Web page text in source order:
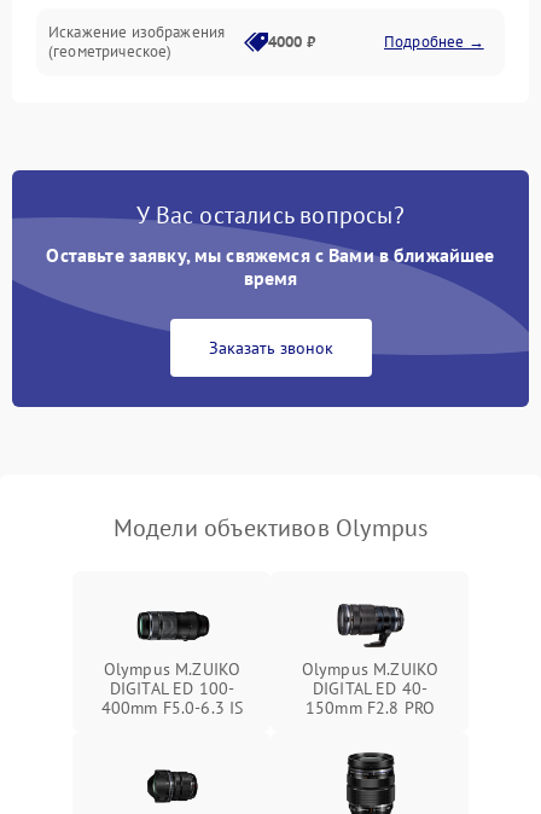
Искажение изображения
(геометрическое)
4000 ₽ Подробнее →
при всех фокусных
4500 ₽ Подробнее →
У Вас остались вопросы?
Оставьте заявку, мы свяжемся с Вами в ближайшее
время
Заказать звонок
Модели объективов Olympus
Olympus M.ZUIKO
DIGITAL ED 100-
400mm F5.0-6.3 IS
Olympus M.ZUIKO
DIGITAL ED 40-
150mm F2.8 PRO